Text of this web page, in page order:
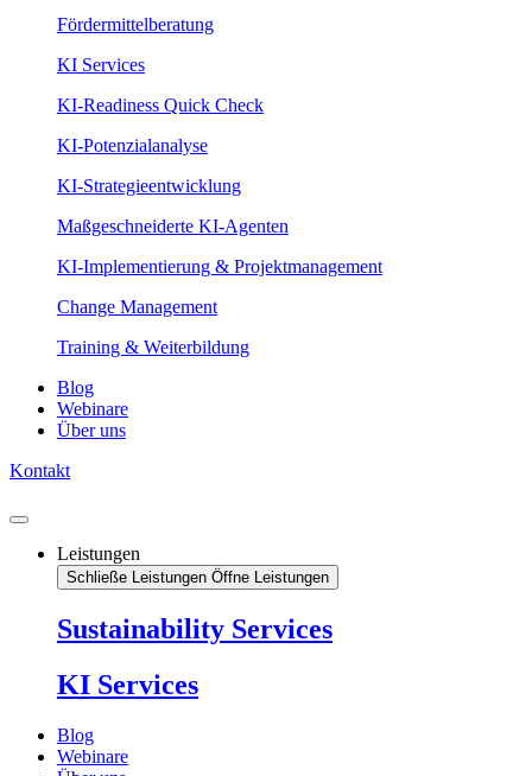
Fördermittelberatung
KI Services
KI-Readiness Quick Check
KI-Potenzialanalyse
KI-Strategieentwicklung
Maßgeschneiderte KI-Agenten
KI-Implementierung & Projektmanagement
Change Management
Training & Weiterbildung
Blog
Webinare
Über uns
Kontakt
Leistungen
Schließe Leistungen Öffne Leistungen
Sustainability Services
KI Services
Blog
Webinare